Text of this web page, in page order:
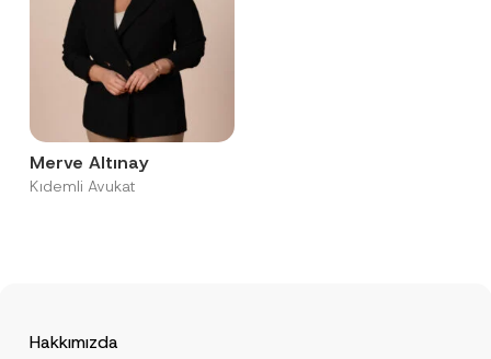
Merve Altınay
Kıdemli Avukat
Hakkımızda